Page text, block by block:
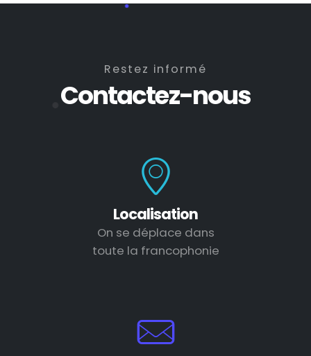
Restez informé
Contactez-nous
Localisation
On se déplace dans
toute la francophonie